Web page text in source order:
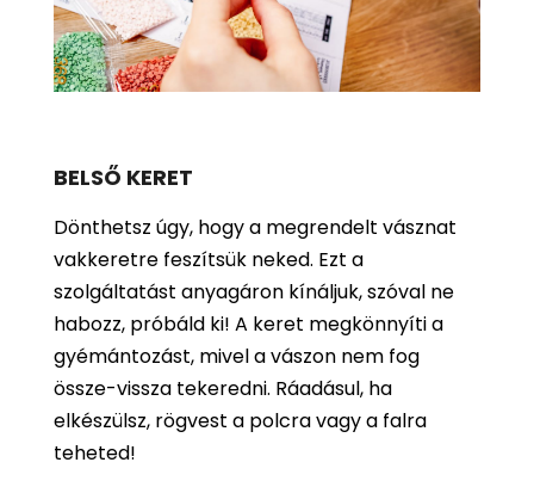
BELSŐ KERET
Dönthetsz úgy, hogy a megrendelt vásznat
vakkeretre feszítsük neked. Ezt a
szolgáltatást anyagáron kínáljuk, szóval ne
habozz, próbáld ki! A keret megkönnyíti a
gyémántozást, mivel a vászon nem fog
össze-vissza tekeredni. Ráadásul, ha
elkészülsz, rögvest a polcra vagy a falra
teheted!